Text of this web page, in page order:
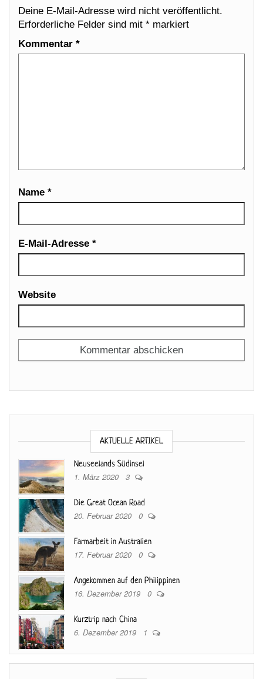
Deine E-Mail-Adresse wird nicht veröffentlicht.
Erforderliche Felder sind mit * markiert
Kommentar *
Name *
E-Mail-Adresse *
Website
AKTUELLE ARTIKEL
Neuseelands Südinsel
1. März 2020 3
Die Great Ocean Road
20. Februar 2020 0
Farmarbeit in Australien
17. Februar 2020 0
Angekommen auf den Philippinen
16. Dezember 2019 0
Kurztrip nach China
6. Dezember 2019 1